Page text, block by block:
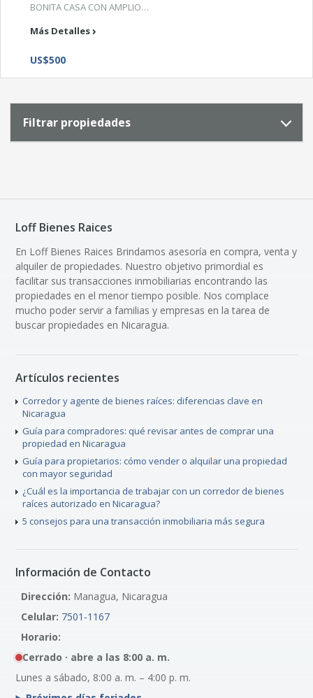
BONITA CASA CON AMPLIO…
Más Detalles
US$500
Filtrar propiedades
Loff Bienes Raices
En Loff Bienes Raices Brindamos asesoría en compra, venta y
alquiler de propiedades. Nuestro objetivo primordial es
facilitar sus transacciones inmobiliarias encontrando las
propiedades en el menor tiempo posible. Nos complace
mucho poder servir a familias y empresas en la tarea de
buscar propiedades en Nicaragua.
Artículos recientes
Corredor y agente de bienes raíces: diferencias clave en
Nicaragua
Guía para compradores: qué revisar antes de comprar una
propiedad en Nicaragua
Guía para propietarios: cómo vender o alquilar una propiedad
con mayor seguridad
¿Cuál es la importancia de trabajar con un corredor de bienes
raíces autorizado en Nicaragua?
5 consejos para una transacción inmobiliaria más segura
Información de Contacto
Dirección: Managua, Nicaragua
Celular: 7501-1167
Horario:
Cerrado · abre a las 8:00 a. m.
Lunes a sábado, 8:00 a. m. – 4:00 p. m.